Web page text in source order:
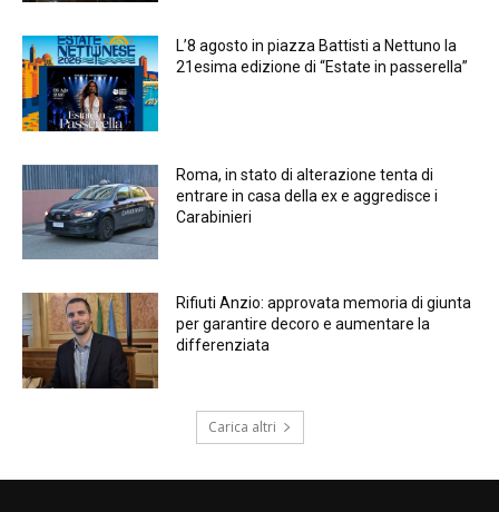
L’8 agosto in piazza Battisti a Nettuno la
21esima edizione di “Estate in passerella”
Roma, in stato di alterazione tenta di
entrare in casa della ex e aggredisce i
Carabinieri
Rifiuti Anzio: approvata memoria di giunta
per garantire decoro e aumentare la
differenziata
Carica altri